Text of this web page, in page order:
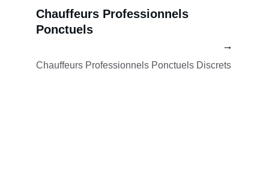
Chauffeurs Professionnels
Ponctuels
Chauffeurs Professionnels Ponctuels Discrets
→